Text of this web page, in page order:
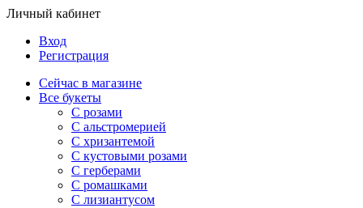
Личный кабинет
Вход
Регистрация
Сейчас в магазине
Все букеты
C розами
С альстромерией
С хризантемой
С кустовыми розами
С герберами
С ромашками
С лизиантусом